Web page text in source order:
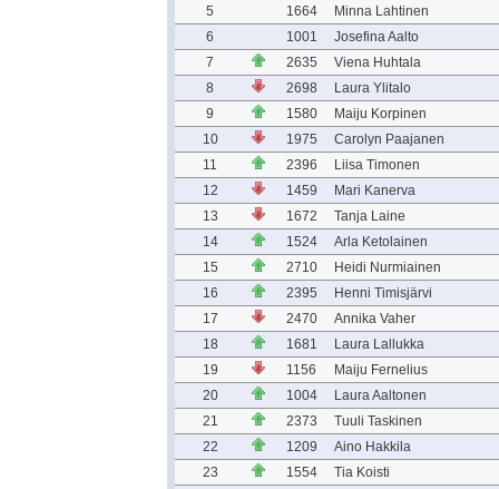
5
1664
Minna Lahtinen
6
1001
Josefina Aalto
7
2635
Viena Huhtala
8
2698
Laura Ylitalo
9
1580
Maiju Korpinen
10
1975
Carolyn Paajanen
11
2396
Liisa Timonen
12
1459
Mari Kanerva
13
1672
Tanja Laine
14
1524
Arla Ketolainen
15
2710
Heidi Nurmiainen
16
2395
Henni Timisjärvi
17
2470
Annika Vaher
18
1681
Laura Lallukka
19
1156
Maiju Fernelius
20
1004
Laura Aaltonen
21
2373
Tuuli Taskinen
22
1209
Aino Hakkila
23
1554
Tia Koisti